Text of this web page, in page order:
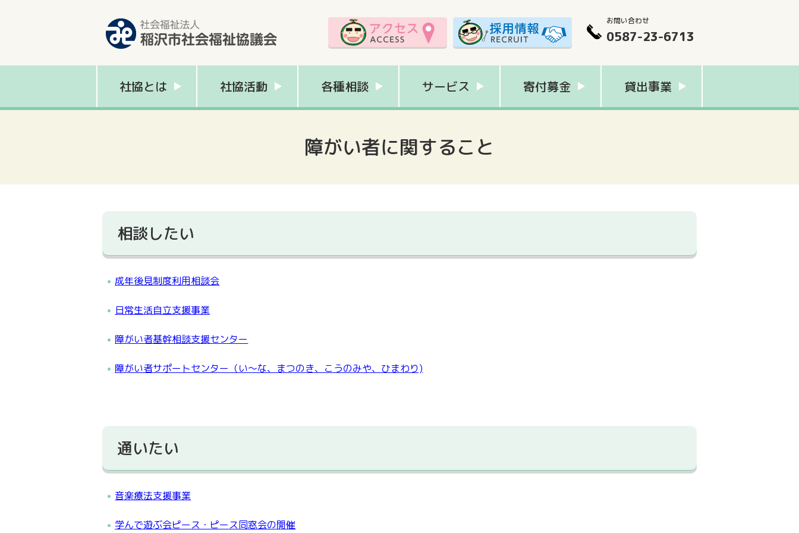
お問い合わせ
0587-23-6713
社協とは 社協活動 各種相談 サービス 寄付募金 貸出事業
障がい者に関すること
相談したい
成年後見制度利用相談会
日常生活自立支援事業
障がい者基幹相談支援センター
障がい者サポートセンター（い～な、まつのき、こうのみや、ひまわり)
通いたい
音楽療法支援事業
学んで遊ぶ会ピース・ピース同窓会の開催